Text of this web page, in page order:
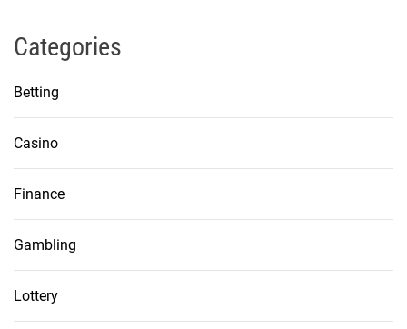
Categories
Betting
Casino
Finance
Gambling
Lottery